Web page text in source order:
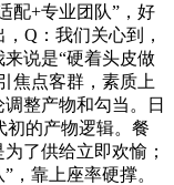
配+专业团队”，好
Q：我们关心到，
说是“硬着头皮做
焦点客群，素质上
整产物和勾当。日
初的产物逻辑。餐
了供给立即欢愉；
，靠上座率硬撑。